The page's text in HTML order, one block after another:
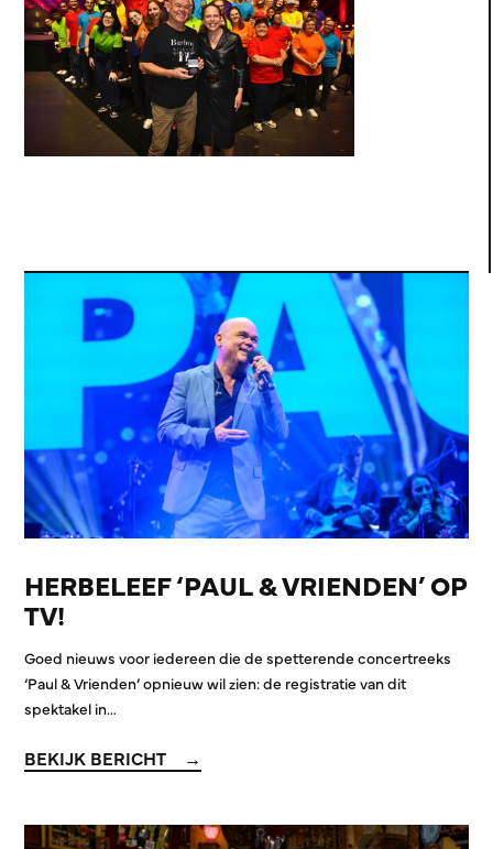
HERBELEEF ‘PAUL & VRIENDEN’ OP
TV!
Goed nieuws voor iedereen die de spetterende concertreeks
‘Paul & Vrienden’ opnieuw wil zien: de registratie van dit
spektakel in…
BEKIJK BERICHT